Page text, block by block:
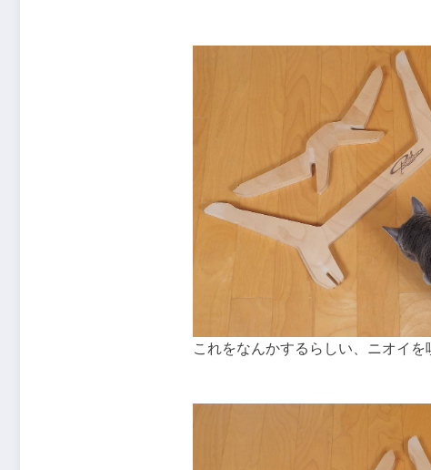
これをなんかするらしい、ニオイを